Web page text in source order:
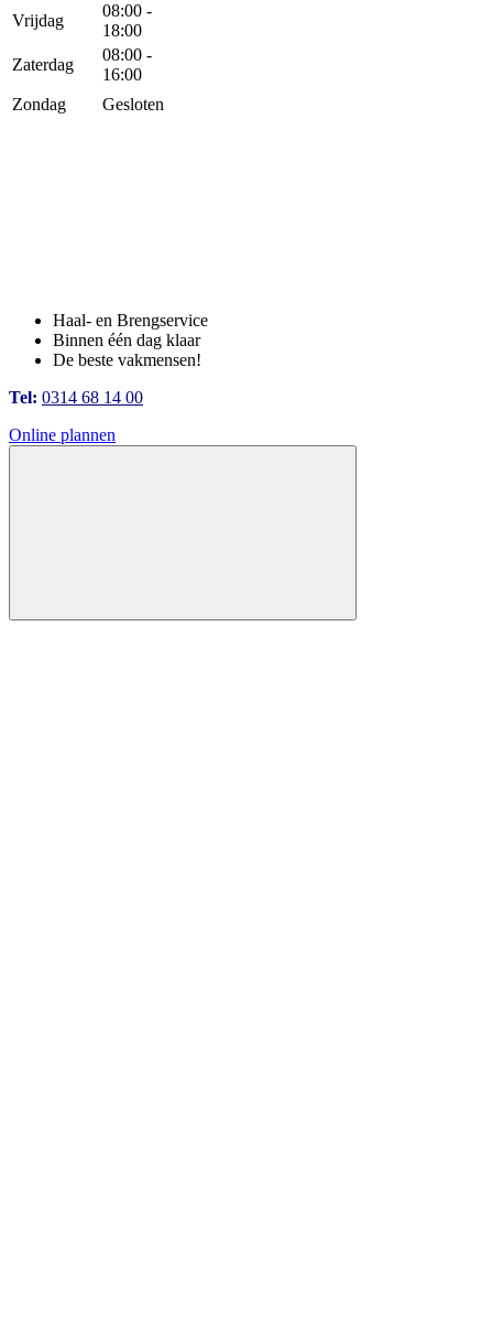
Vrijdag
08:00 -
18:00
Zaterdag
08:00 -
16:00
Zondag
Gesloten
Haal- en Brengservice
Binnen één dag klaar
De beste vakmensen!
Tel: 0314 68 14 00
Online plannen